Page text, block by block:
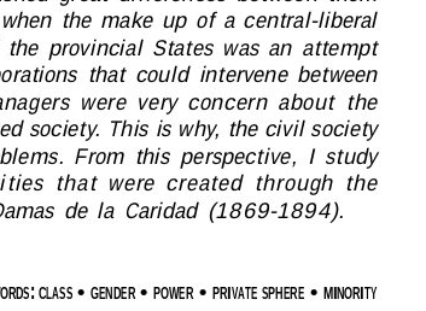
the  make  up  of  a  central-liberal
provincial  States  was  an  attempt
that  could  intervene  between
were  very  concern  about  the
society. This is why, the civil society
From  this  perspective,  I  study
that  were  created  through  the
de  la  Caridad  (1869-1894).
: CLASS • GENDER • POWER • PRIVATE SPHERE • MINORITY